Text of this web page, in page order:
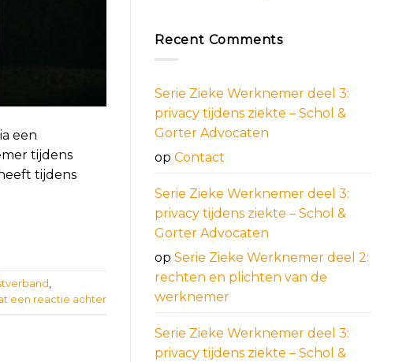
een
tijdens
tijdens
,
een reactie achter
Recent Comments
Serie Zieke Werknemer deel 3:
privacy tijdens ziekte – Schol &
Gorter Advocaten
op Contact
Serie Zieke Werknemer deel 3:
privacy tijdens ziekte – Schol &
Gorter Advocaten
op Serie Zieke Werknemer deel 2:
rechten en plichten van de
werknemer
Serie Zieke Werknemer deel 3:
privacy tijdens ziekte – Schol &